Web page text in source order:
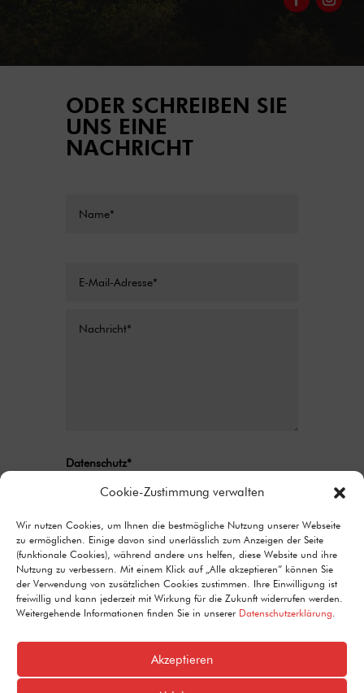
Cookie-Zustimmung verwalten
Wir nutzen Cookies, um Ihnen die bestmögliche Nutzung unserer Webseite
zu ermöglichen. Einige davon sind unerlässlich zum Anzeigen der Seite
(funktionale Cookies), während andere uns helfen, diese Website und ihre
Nutzung zu verbessern. Mit einem Klick auf „Alle akzeptieren“ können Sie
der Verwendung von zusätzlichen Cookies zustimmen. Ihre Einwilligung ist
freiwillig und kann jederzeit mit Wirkung für die Zukunft widerrufen werden.
Weitergehende Informationen finden Sie in unserer Datenschutzerklärung.
Akzeptieren
ODER SCHREIBEN SIE
UNS EINE
NACHRICHT
Datenschutz*
Ich stimme zu, dass meine Angaben aus
meiner Anfrage erhoben und verarbeitet
werden. Detaillierte Informationen zum
Umgang mit Nutzerdaten finden Sie in unserer
Datenschutzerklärung.
11 + 7= Senden
Alternative: